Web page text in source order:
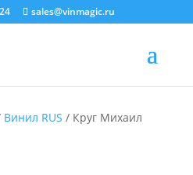
sales@vinmagic.ru
Винил RUS / Круг Михаил